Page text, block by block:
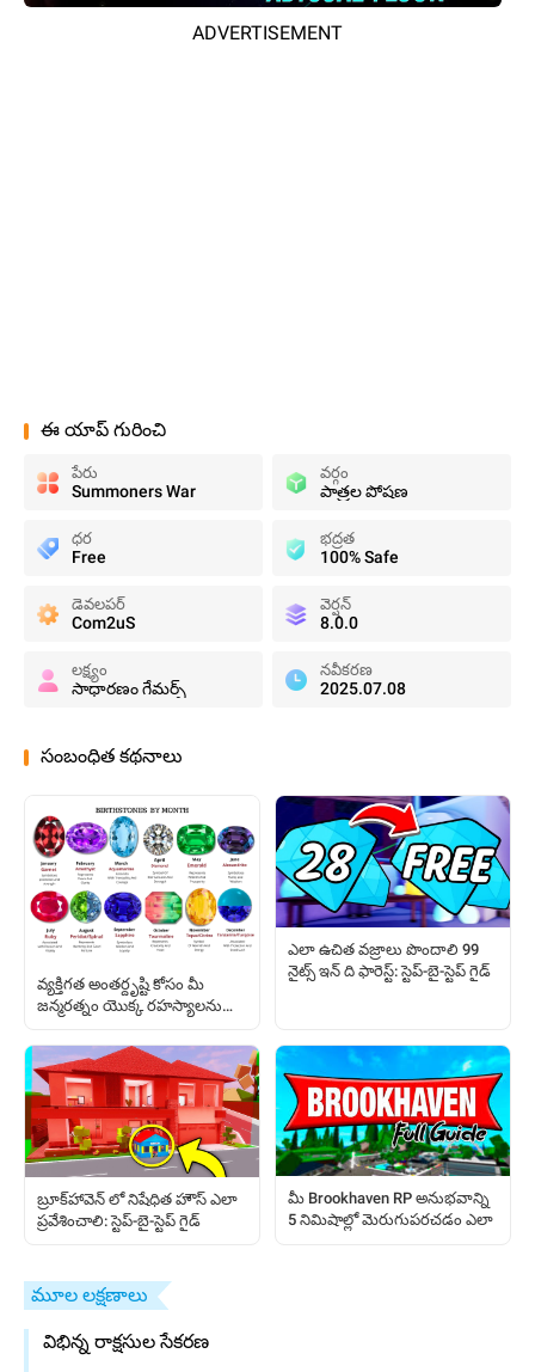
ADVERTISEMENT
ఈ యాప్ గురించి
పేరు
Summoners War
వర్గం
పాత్రల పోషణ
ధర
Free
భద్రత
100% Safe
డెవలపర్
Com2uS
వెర్షన్
8.0.0
లక్ష్యం
సాధారణం గేమర్స్
నవీకరణ
2025.07.08
సంబంధిత కథనాలు
వ్యక్తిగత అంతర్దృష్టి కోసం మీ
జన్మరత్నం యొక్క రహస్యాలను
ఎలా ఉచిత వజ్రాలు పొందాలి 99
నైట్స్ ఇన్ ది ఫారెస్ట్: స్టెప్-బై-స్టెప్ గైడ్
బ్రూక్‌హావెన్ లో నిషేధిత హౌస్ ఎలా
ప్రవేశించాలి: స్టెప్-బై-స్టెప్ గైడ్
మీ Brookhaven RP అనుభవాన్ని
5 నిమిషాల్లో మెరుగుపరచడం ఎలా
మూల లక్షణాలు
విభిన్న రాక్షసుల సేకరణ